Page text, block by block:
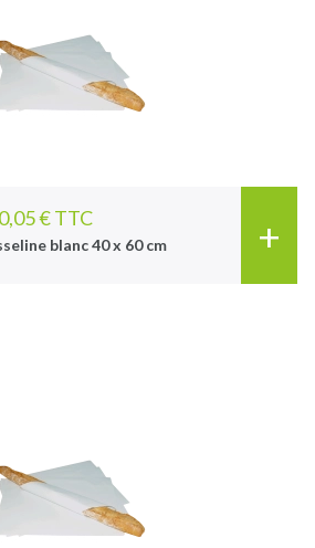
€ TTC
blanc 40 x 60 cm +